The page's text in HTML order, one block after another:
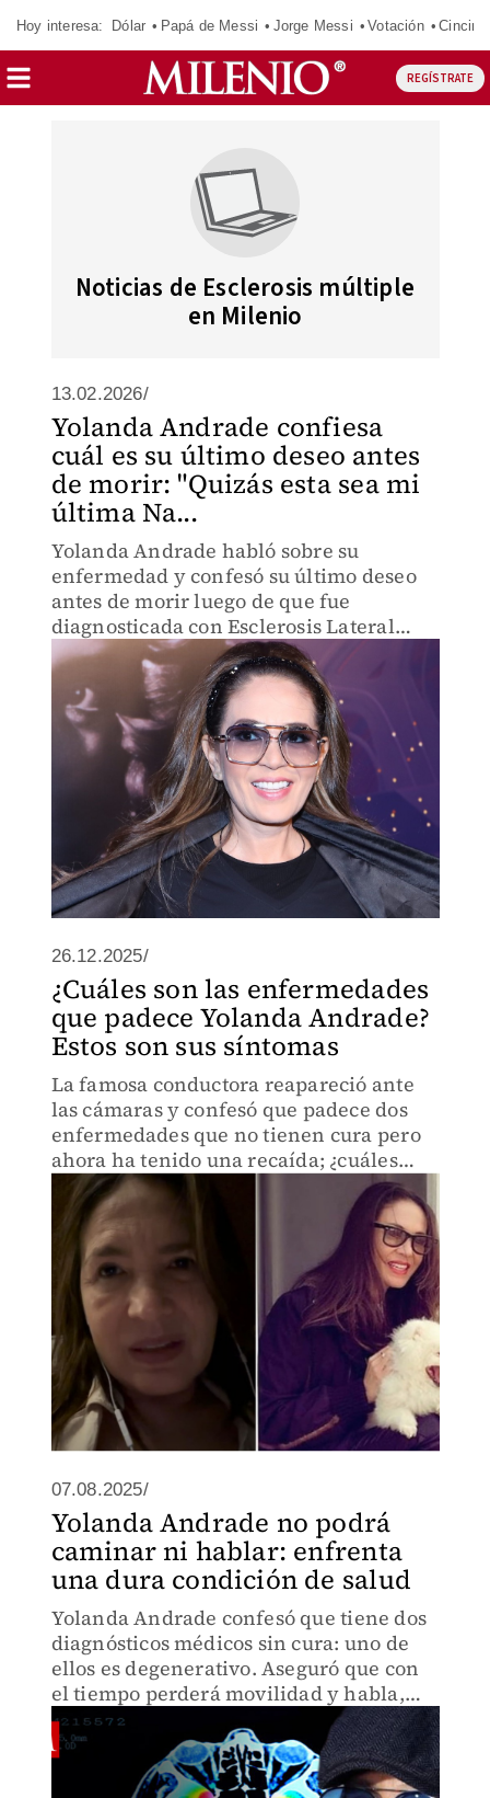
Hoy interesa: Dólar Papá de Messi Jorge Messi Votación
REGÍSTRATE
Noticias de Esclerosis múltiple
en Milenio
13.02.2026/
Yolanda Andrade confiesa
cuál es su último deseo antes
de morir: "Quizás esta sea mi
última Na...
Yolanda Andrade habló sobre su
enfermedad y confesó su último deseo
antes de morir luego de que fue
diagnosticada con Esclerosis Lateral
Amiotrófica.
26.12.2025/
¿Cuáles son las enfermedades
que padece Yolanda Andrade?
Estos son sus síntomas
La famosa conductora reapareció ante
las cámaras y confesó que padece dos
enfermedades que no tienen cura pero
ahora ha tenido una recaída; ¿cuáles
son?
07.08.2025/
Yolanda Andrade no podrá
caminar ni hablar: enfrenta
una dura condición de salud
Yolanda Andrade confesó que tiene dos
diagnósticos médicos sin cura: uno de
ellos es degenerativo. Aseguró que con
el tiempo perderá movilidad y habla,
aunque confía en Dios y agradece el
apoyo recibido.